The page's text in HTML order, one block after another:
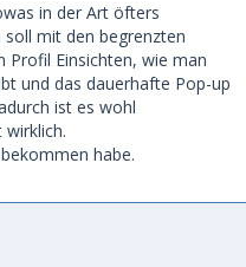
in der Art öfters
soll mit den begrenzten
Profil Einsichten, wie man
und das dauerhafte Pop-up
ist es wohl
habe.